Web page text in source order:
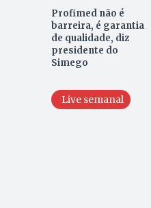
Profimed não é
barreira, é garantia
de qualidade, diz
presidente do
Simego
Live semanal